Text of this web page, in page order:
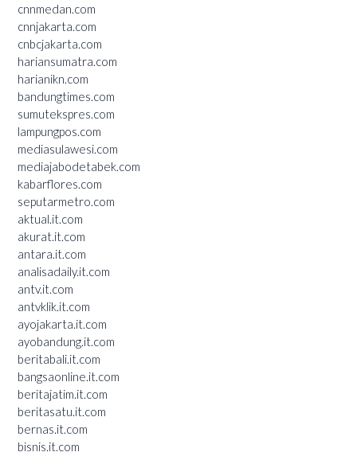
cnnmedan.com
cnnjakarta.com
cnbcjakarta.com
hariansumatra.com
harianikn.com
bandungtimes.com
sumutekspres.com
lampungpos.com
mediasulawesi.com
mediajabodetabek.com
kabarflores.com
seputarmetro.com
aktual.it.com
akurat.it.com
antara.it.com
analisadaily.it.com
antv.it.com
antvklik.it.com
ayojakarta.it.com
ayobandung.it.com
beritabali.it.com
bangsaonline.it.com
beritajatim.it.com
beritasatu.it.com
bernas.it.com
bisnis.it.com